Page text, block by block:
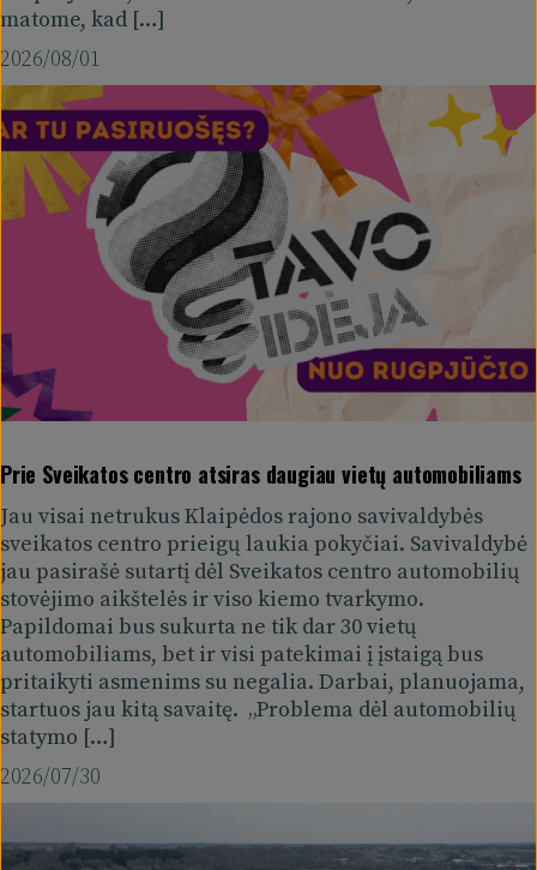
matome, kad […]
2026/08/01
Prie Sveikatos centro atsiras daugiau vietų automobiliams
Jau visai netrukus Klaipėdos rajono savivaldybės
sveikatos centro prieigų laukia pokyčiai. Savivaldybė
jau pasirašė sutartį dėl Sveikatos centro automobilių
stovėjimo aikštelės ir viso kiemo tvarkymo.
Papildomai bus sukurta ne tik dar 30 vietų
automobiliams, bet ir visi patekimai į įstaigą bus
pritaikyti asmenims su negalia. Darbai, planuojama,
startuos jau kitą savaitę. „Problema dėl automobilių
statymo […]
2026/07/30